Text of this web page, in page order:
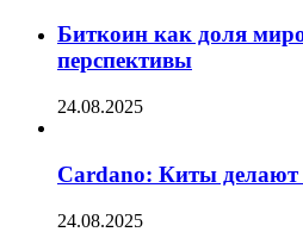
Биткоин как доля
перспективы
24.08.2025
Cardano: Киты делают
24.08.2025